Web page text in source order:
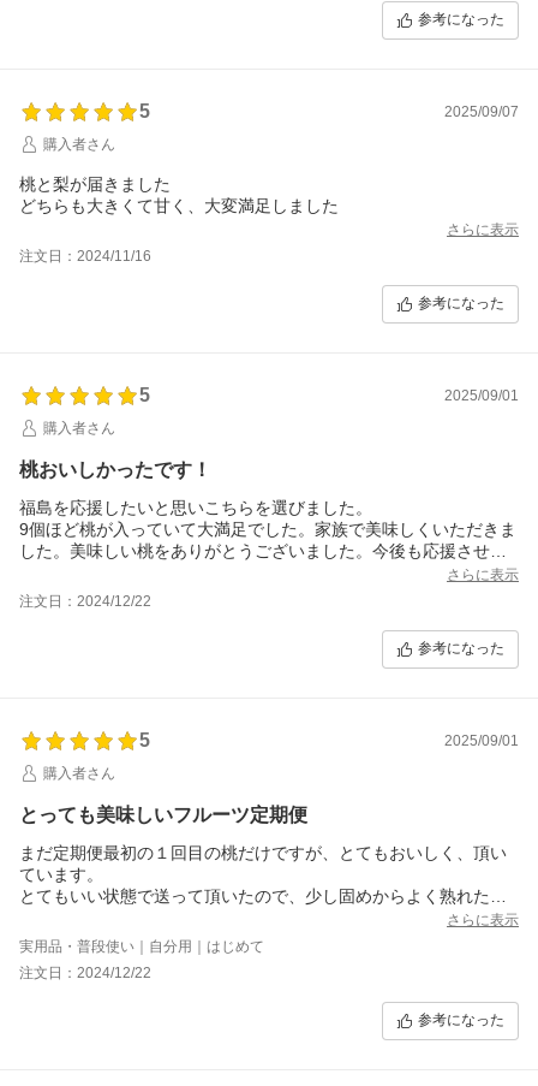
参考になった
5
2025/09/07
購入者さん
桃と梨が届きました
どちらも大きくて甘く、大変満足しました
さらに表示
注文日：2024/11/16
参考になった
5
2025/09/01
購入者さん
桃おいしかったです！
福島を応援したいと思いこちらを選びました。
9個ほど桃が入っていて大満足でした。家族で美味しくいただきま
した。美味しい桃をありがとうございました。今後も応援させて
さらに表示
注文日：2024/12/22
参考になった
5
2025/09/01
購入者さん
とっても美味しいフルーツ定期便
まだ定期便最初の１回目の桃だけですが、とてもおいしく、頂い
ています。
とてもいい状態で送って頂いたので、少し固めからよく熟れた状
次の定期便が待ち遠しい。
さらに表示
実用品・普段使い｜自分用｜はじめて
注文日：2024/12/22
参考になった